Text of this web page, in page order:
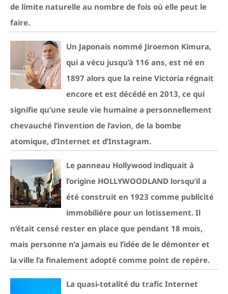
de limite naturelle au nombre de fois où elle peut le
faire.
Un Japonais nommé Jiroemon Kimura,
qui a vécu jusqu’à 116 ans, est né en
1897 alors que la reine Victoria régnait
encore et est décédé en 2013, ce qui
signifie qu’une seule vie humaine a personnellement
chevauché l’invention de l’avion, de la bombe
atomique, d’Internet et d’Instagram.
Le panneau Hollywood indiquait à
l’origine HOLLYWOODLAND lorsqu’il a
été construit en 1923 comme publicité
immobilière pour un lotissement. Il
n’était censé rester en place que pendant 18 mois,
mais personne n’a jamais eu l’idée de le démonter et
la ville l’a finalement adopté comme point de repère.
La quasi-totalité du trafic Internet